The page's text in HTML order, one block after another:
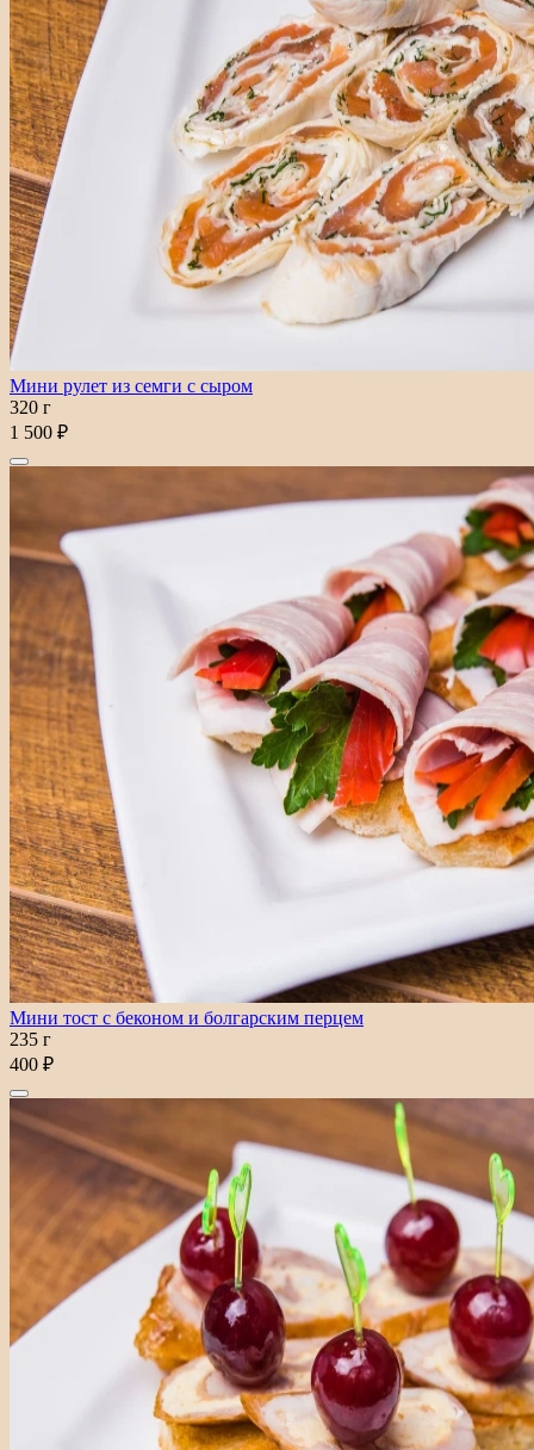
Мини рулет из семги с сыром
320 г
1 500 ₽
Мини тост с беконом и болгарским перцем
235 г
400 ₽